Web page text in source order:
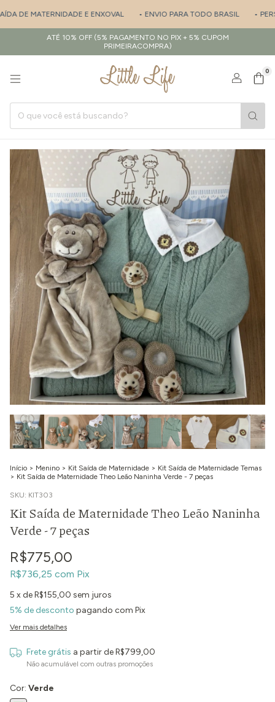
MATERNIDADE E ENXOVAL • ENVIO PARA TODO BRASIL •
ATÉ 10% OFF (5% PAGAMENTO NO PIX + 5% CUPOM
PRIMEIRACOMPRA)
0
Início > Menino > Kit Saída de Maternidade > Kit Saída de Maternidade Temas
> Kit Saída de Maternidade Theo Leão Naninha Verde - 7 peças
SKU: KIT303
Kit Saída de Maternidade Theo Leão Naninha
Verde - 7 peças
R$775,00
R$736,25 com Pix
5 x deR$155,00 sem juros
5% de desconto pagando com Pix
Ver mais detalhes
Frete grátis a partir deR$799,00
Não acumulável com outras promoções
Cor: Verde